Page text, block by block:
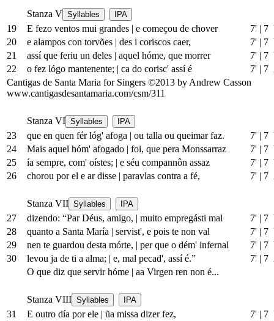
Stanza V Syllables IPA
19 E fezo ventos mui grandes | e começou de chover 7' | 7
20
e alampos con torvões | des i coriscos caer, 7' | 7
21
assí que feriu un deles | aquel hóme, que morrer 7' | 7
22
o fez lógo mantenente; | ca do corisc' assí é 7' | 7
Cantigas de Santa Maria for Singers ©2013 by Andrew Casson
www.cantigasdesantamaria.com/csm/311
Stanza VI Syllables IPA
23 que en quen fér lóg' afoga | ou talla ou queimar faz. 7' | 7
24
Mais aquel hóm' afogado | foi, que pera Monssarraz 7' | 7
25
ía sempre, com' oístes; | e séu compannôn assaz 7' | 7
26
chorou por el e ar disse | paravlas contra a fé, 7' | 7
Stanza VII Syllables IPA
27 dizendo: “Par Déus, amigo, | muito empregásti mal 7' | 7
28
quanto a Santa María | servist', e pois te non val 7' | 7
29
nen te guardou desta mórte, | per que o dém' infernal 7' | 7
30
levou ja de ti a alma; | e, mal pecad', assí é.” 7' | 7
O que diz que servir hóme | aa Virgen ren non é...
Stanza VIII Syllables IPA
31 E outro día por ele | ũa missa dizer fez, 7' | 7